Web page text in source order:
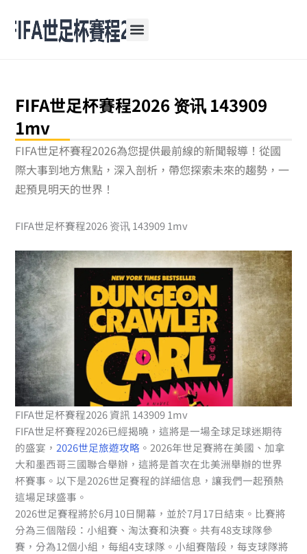
FIFA世足杯賽程2026 资讯 143909
1mv
FIFA世足杯賽程2026為您提供最前線的新聞報導！從國
際大事到地方焦點，深入剖析，帶您探索未來的趨勢，一
起預見明天的世界！
FIFA世足杯賽程2026 资讯 143909 1mv
FIFA世足杯賽程2026 資訊 143909 1mv
FIFA世足杯賽程2026已經揭曉，這將是一場全球足球迷期待
的盛宴，2026世足旅遊攻略 。2026年世足賽將在美國、加拿
大和墨西哥三國聯合舉辦，這將是首次在北美洲舉辦的世界
杯賽事。以下是2026世足賽程的詳細信息，讓我們一起預熱
這場足球盛事。
2026世足賽程將於6月10日開幕，並於7月17日結束。比賽將
分為三個階段：小組賽、淘汰賽和決賽。共有48支球隊參
賽，分為12個小組，每組4支球隊。小組賽階段，每支球隊將